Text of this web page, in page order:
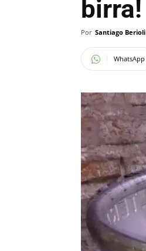
birra!
Por Santiago Berioli
WhatsApp